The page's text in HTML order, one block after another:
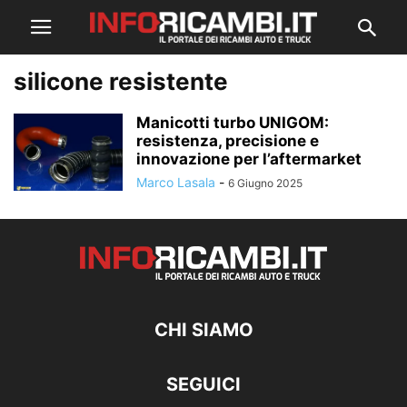
silicone resistente
Manicotti turbo UNIGOM:
resistenza, precisione e
innovazione per l’aftermarket
Marco Lasala - 6 Giugno 2025
CHI SIAMO
SEGUICI